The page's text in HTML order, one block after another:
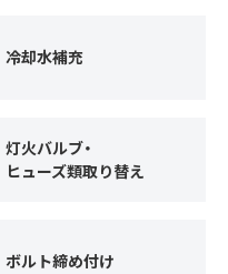
冷却水補充
灯火バルブ・
ヒューズ類取り替え
ボルト締め付け